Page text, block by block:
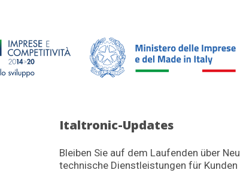
Italtronic-Updates
Bleiben Sie auf dem Laufenden über
technische Dienstleistungen für